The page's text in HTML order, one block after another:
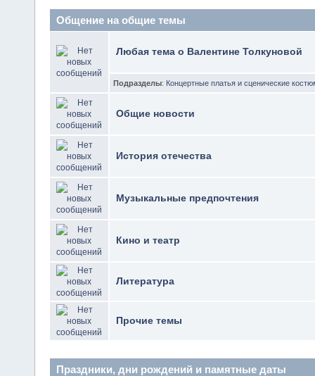
Общение на общие темы
Любая тема о Валентине Толкуновой
Подразделы: Концертные платья и сценические
Общие новости
История отечества
Музыкальные предпочтения
Кино и театр
Литература
Прочие темы
Праздники, дни рождений и памятные даты